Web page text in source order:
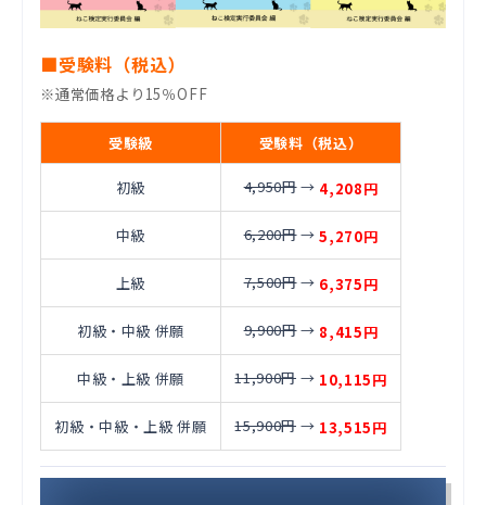
■受験料（税込）
※通常価格より15％OFF
受験級 受験料（税込）
初級 4,950円→ 4,208円
中級 6,200円→5,270円
上級 7,500円→ 6,375円
初級・中級 併願 9,900円→ 8,415円
中級・上級 併願 11,900円 → 10,115円
初級・中級・上級 併願 15,900円 → 13,515円